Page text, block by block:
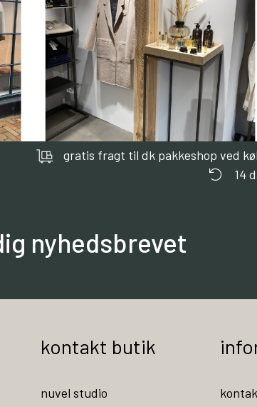
gratis fragt til dk pakkeshop ved
14
nyhedsbrevet
kontakt butik
nuvel studio